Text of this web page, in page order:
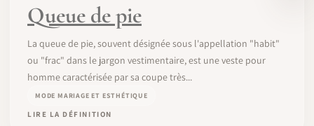
Queue de pie
La queue de pie, souvent désignée sous l'appellation "habit"
ou "frac" dans le jargon vestimentaire, est une veste pour
homme caractérisée par sa coupe très...
MODE MARIAGE ET ESTHÉTIQUE
LIRE LA DÉFINITION